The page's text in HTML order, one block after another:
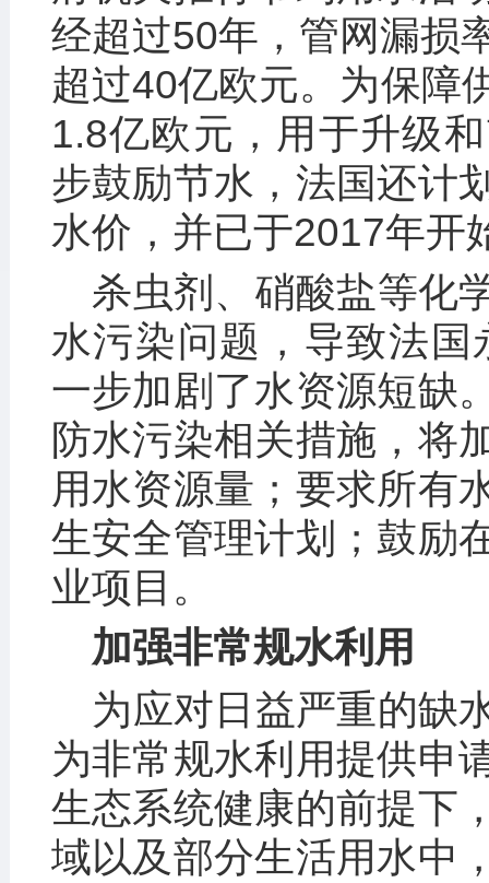
经超过50年，管网漏损
超过40亿欧元。为保障
1.8亿欧元，用于升级
步鼓励节水，法国还计
水价，并已于2017年开
杀虫剂、硝酸盐等化
水污染问题，导致法
一步加剧了水资源短缺
防水污染相关措施，将
用水资源量；要求所有
生安全管理计划；鼓励
业项目。
加强非常规水利用
为应对日益严重的缺
为非常规水利用提供申
生态系统健康的前提下
域以及部分生活用水中